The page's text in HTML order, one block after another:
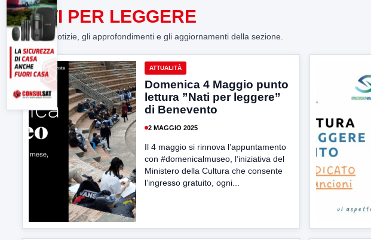
NATI PER LEGGERE
Tutte le notizie, gli approfondimenti e gli aggiornamenti della sezione.
ATTUALITÀ
Domenica 4 Maggio punto
lettura ”Nati per leggere”
di Benevento
2 MAGGIO 2025
Il 4 maggio si rinnova l’appuntamento
con #domenicalmuseo, l’iniziativa del
Ministero della Cultura che consente
l’ingresso gratuito, ogni...